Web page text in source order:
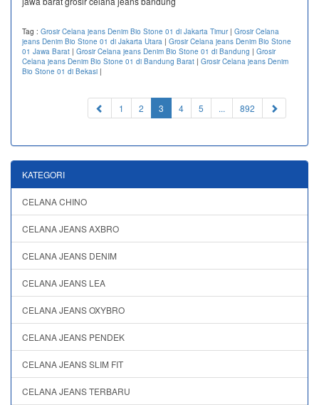
Tag : Grosir Celana jeans Denim Bio Stone 01 di Jakarta Timur| Grosir Celana
jeans Denim Bio Stone 01 di Jakarta Utara | Grosir Celana jeans Denim Bio Stone
01 Jawa Barat | Grosir Celana jeans Denim Bio Stone 01 di Bandung | Grosir
Celana jeans Denim Bio Stone 01 di Bandung Barat | Grosir Celana jeans Denim
Bio Stone 01 di Bekasi |
1 2 3 (current)
4 5 ... 892
KATEGORI
CELANA CHINO
CELANA JEANS AXBRO
CELANA JEANS DENIM
CELANA JEANS LEA
CELANA JEANS OXYBRO
CELANA JEANS PENDEK
CELANA JEANS SLIM FIT
CELANA JEANS TERBARU